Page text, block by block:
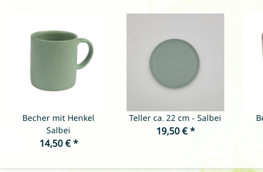
Becher mit Henkel
Salbei
14,50 €*
Teller ca. 22 cm - Salbei
19,50 €*